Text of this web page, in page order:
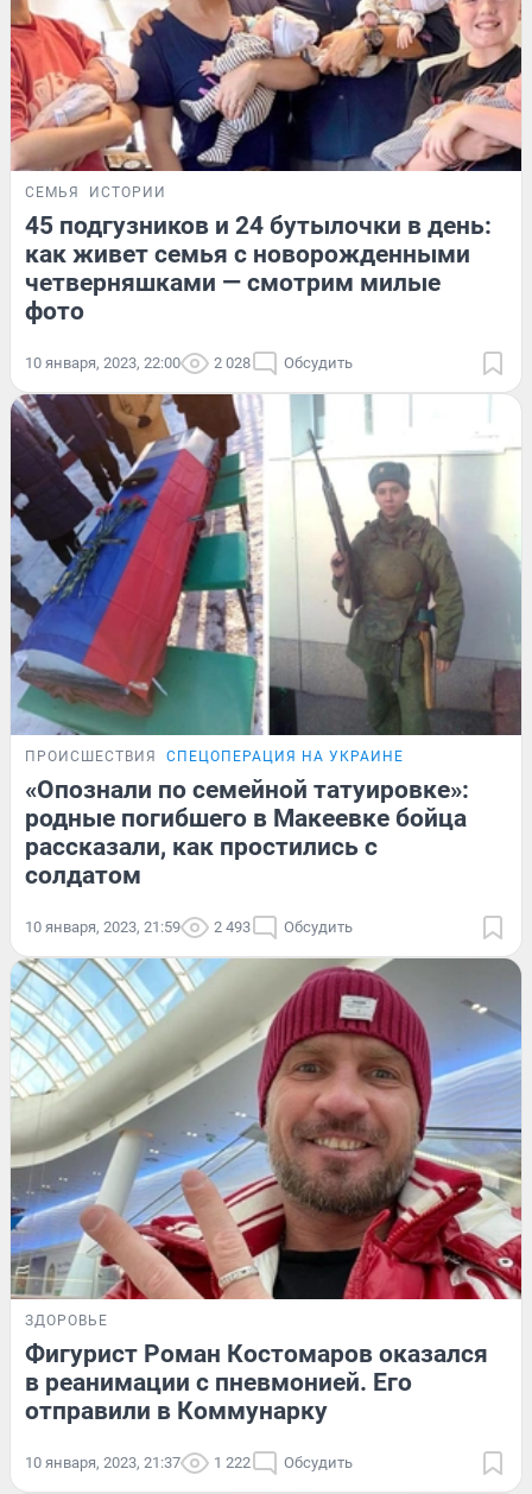
СЕМЬЯ ИСТОРИИ
45 подгузников и 24 бутылочки в день:
как живет семья с новорожденными
четверняшками — смотрим милые
фото
10 января, 2023, 22:00 2 028 Обсудить
ПРОИСШЕСТВИЯ СПЕЦОПЕРАЦИЯ НА УКРАИНЕ
«Опознали по семейной татуировке»:
родные погибшего в Макеевке бойца
рассказали, как простились с
солдатом
10 января, 2023, 21:59 2 493 Обсудить
ЗДОРОВЬЕ
Фигурист Роман Костомаров оказался
в реанимации с пневмонией. Его
отправили в Коммунарку
10 января, 2023, 21:37 1 222 Обсудить